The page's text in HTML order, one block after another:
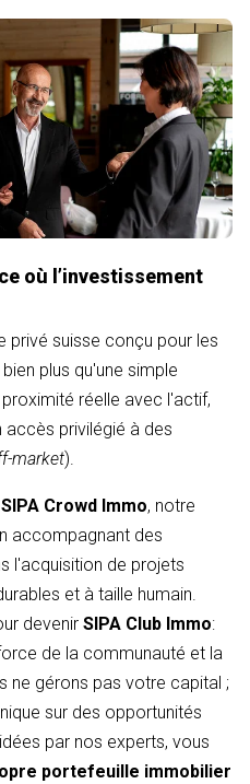
où l’investissement
privé suisse conçu pour les
plus qu'une simple
réelle avec l'actif,
accès privilégié à des
market).
SIPA Crowd Immo, notre
accompagnant des
l'acquisition de projets
et à taille humain.
devenir SIPA Club Immo:
de la communauté et la
ne gérons pas votre capital ;
sur des opportunités
par nos experts, vous
portefeuille immobilier